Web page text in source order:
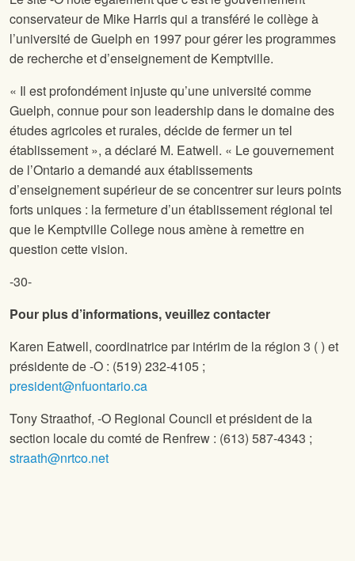
conservateur de Mike Harris qui a transféré le collège à
l’université de Guelph en 1997 pour gérer les programmes
de recherche et d’enseignement de Kemptville.
« Il est profondément injuste qu’une université comme
Guelph, connue pour son leadership dans le domaine des
études agricoles et rurales, décide de fermer un tel
établissement », a déclaré M. Eatwell. « Le gouvernement
de l’Ontario a demandé aux établissements
d’enseignement supérieur de se concentrer sur leurs points
forts uniques : la fermeture d’un établissement régional tel
que le Kemptville College nous amène à remettre en
question cette vision.
-30-
Pour plus d’informations, veuillez contacter
Karen Eatwell, coordinatrice par intérim de la région 3 () et
présidente de-O : (519) 232-4105 ;
president@nfuontario.ca
Tony Straathof, -O Regional Council et président de la
section locale du comté de Renfrew : (613) 587-4343 ;
straath@nrtco.net